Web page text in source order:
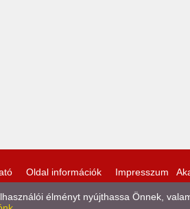
Oldal információk Impresszum
élményt nyújthassa Önnek,